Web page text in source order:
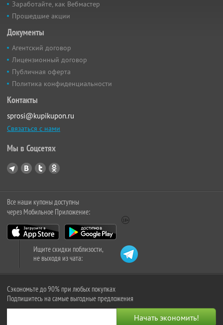
Заработайте, как Вебмастер
Прошедшие акции
Документы
Агентский договор
Лицензионный договор
Публичная оферта
Политика конфиденциальности
Контакты
sprosi@kupikupon.ru
Связаться с нами
Мы в Соцсетях
Все наши купоны доступны
через Мобильное Приложение:
Ищите скидки поблизости,
не выходя из чата:
Сэкономьте до 90% при любых покупках
Подпишитесь на самые выгодные предложения